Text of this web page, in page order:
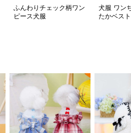
ふんわりチェック柄ワン
ピース犬服
犬服 ワン
たかベスト